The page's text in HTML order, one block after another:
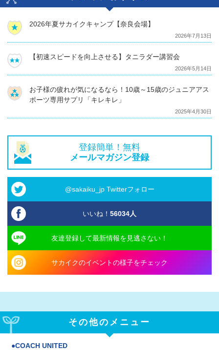
2026年夏サカイクキャンプ【奈良会場】
2026年7月13日
【初速スピードを向上させる】タニラダー講習会
2026年5月14日
お子様の疲れが気になるなら！10歳～15歳のジュニアアス
ポーツ専用サプリ「キレキレ」
2025年4月30日
登録簡単！無料
メールマガジン登録
@sakaiku_jp Twitterフォロー
いいね！ 56034人
友達登録して最新情報を見逃さない！
サカイクのイベントの様子をチェック
その他のメニュー
COACH UNITED